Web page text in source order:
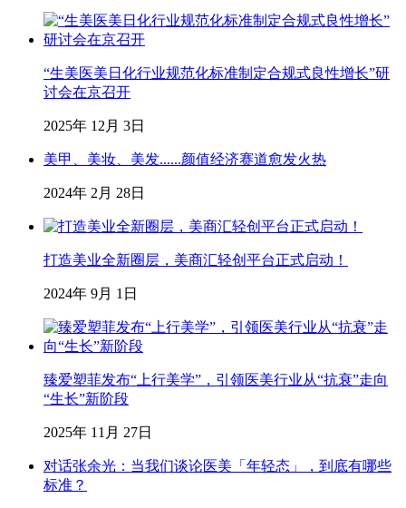
“生美医美日化行业规范化标准制定合规式良性增长”研
讨会在京召开
2025年 12月 3日
美甲、美妆、美发......颜值经济赛道愈发火热
2024年 2月 28日
打造美业全新圈层，美商汇轻创平台正式启动！
2024年 9月 1日
臻爱塑菲发布“上行美学”，引领医美行业从“抗衰”走向
“生长”新阶段
2025年 11月 27日
对话张余光：当我们谈论医美「年轻态」，到底有哪些
标准？